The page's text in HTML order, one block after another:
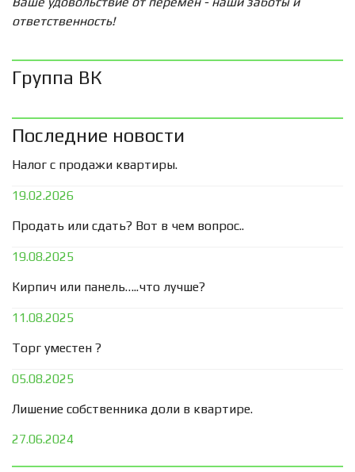
ответственность!
Группа ВК
Последние новости
Налог с продажи квартиры.
19.02.2026
Продать или сдать? Вот в чем вопрос..
19.08.2025
Кирпич или панель…..что лучше?
11.08.2025
Торг уместен ?
05.08.2025
Лишение собственника доли в квартире.
27.06.2024